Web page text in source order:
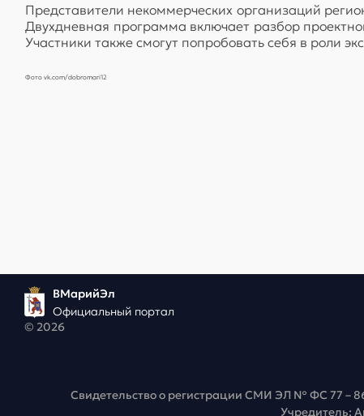
Представители некоммерческих организаций
Двухдневная программа включает разбор
Участники также смогут попробовать себя в роли
Фото vk.com/dobromari12
ВМарийЭл
Официальный портал
© 2026
Свидетельство о регистрации СМИ ЭЛ № ФС 77 –
Учредитель: